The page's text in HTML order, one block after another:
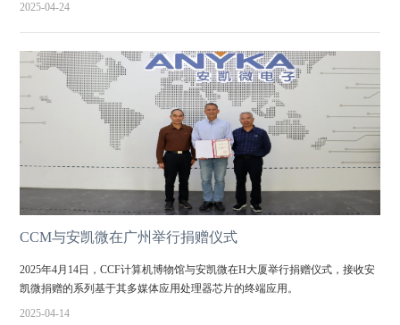
2025-04-24
CCM与安凯微在广州举行捐赠仪式
2025年4月14日，CCF计算机博物馆与安凯微在H大厦举行捐赠仪式，接收安
凯微捐赠的系列基于其多媒体应用处理器芯片的终端应用。
2025-04-14